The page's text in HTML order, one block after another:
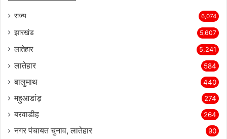
राज्‍य 6,074
झारखंड 5,607
लातेहार 5,241
लातेहार 584
बालुमाथ 440
महुआडांड़ 274
बरवाडीह 264
नगर पंचायत चुनाव, लातेहार 90